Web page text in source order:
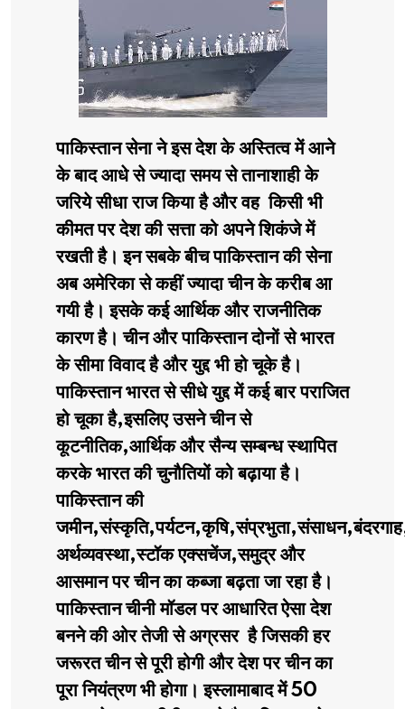
पाकिस्तान सेना ने इस देश के अस्तित्व में आने
के बाद आधे से ज्यादा समय से तानाशाही के
जरिये सीधा राज किया है और वह किसी भी
कीमत पर देश की सत्ता को अपने शिकंजे में
रखती है। इन सबके बीच पाकिस्तान की सेना
अब अमेरिका से कहीं ज्यादा चीन के करीब आ
गयी है। इसके कई आर्थिक और राजनीतिक
कारण है। चीन और पाकिस्तान दोनों से भारत
के सीमा विवाद है और युद्द भी हो चूके है।
पाकिस्तान भारत से सीधे युद्द में कई बार पराजित
हो चूका है,इसलिए उसने चीन से
कूटनीतिक,आर्थिक और सैन्य सम्बन्ध स्थापित
करके भारत की चुनौतियों को बढ़ाया है।
पाकिस्तान की
अर्थव्यवस्था,स्टॉक एक्सचेंज,समुद्र और
आसमान पर चीन का कब्जा बढ़ता जा रहा है।
पाकिस्तान चीनी मॉडल पर आधारित ऐसा देश
बनने की ओर तेजी से अग्रसर है जिसकी हर
जरूरत चीन से पूरी होगी और देश पर चीन का
पूरा नियंत्रण भी होगा। इस्लामाबाद में 50